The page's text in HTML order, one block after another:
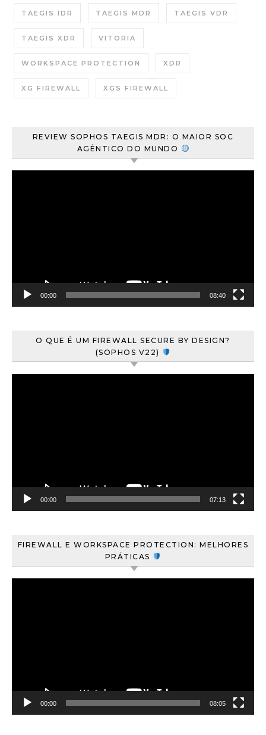
TAEGIS IDR TAEGIS MDR TAEGIS VDR
TAEGIS XDR VITORIA
WORKSPACE PROTECTION XDR
XG FIREWALL XGS FIREWALL
REVIEW SOPHOS TAEGIS MDR: O MAIOR SOC
AGÊNTICO DO MUNDO
00:00 08:40
O QUE É UM FIREWALL SECURE BY DESIGN?
(SOPHOS V22)
00:00 07:13
FIREWALL E WORKSPACE PROTECTION: MELHORES
PRÁTICAS
00:00 08:05